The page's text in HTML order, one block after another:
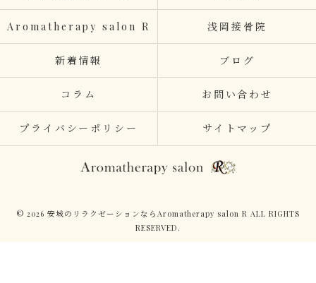
Aromatherapy salon R 浅岡接骨院
新着情報 ブログ
コラム お問い合わせ
プライバシーポリシー サイトマップ
© 2026 安城のリラクゼーションならAromatherapy salon R ALL RIGHTS
RESERVED.